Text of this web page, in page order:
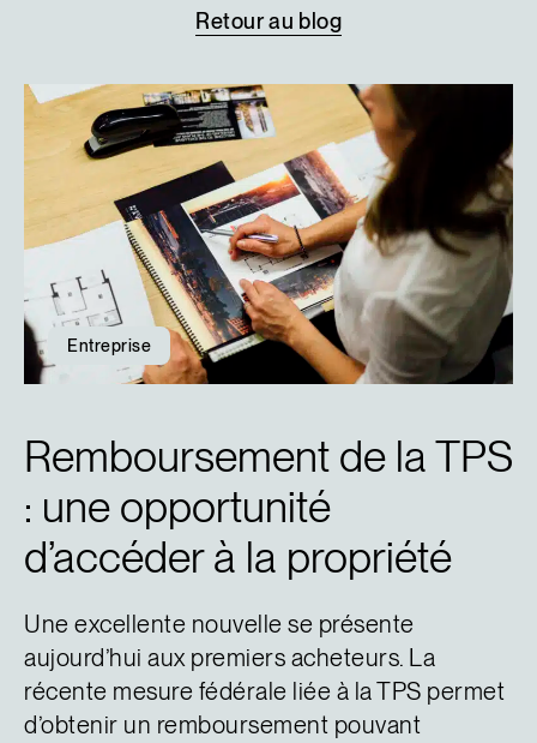
Retourau blog
Entreprise
Remboursement de la TPS
: une opportunité
d’accéder à la propriété
Une excellente nouvelle se présente
aujourd’hui aux premiers acheteurs. La
récente mesure fédérale liée à la TPS permet
d’obtenir un remboursement pouvant